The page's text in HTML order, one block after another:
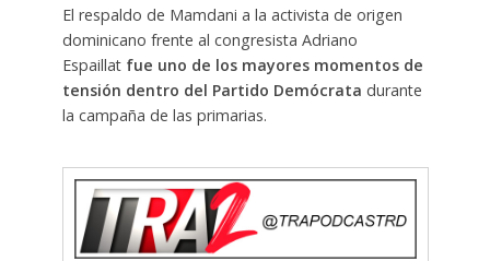
El respaldo de Mamdani a la activista de origen
dominicano frente al congresista Adriano
Espaillat fue uno de los mayores momentos de
tensión dentro del Partido Demócrata durante
la campaña de las primarias.